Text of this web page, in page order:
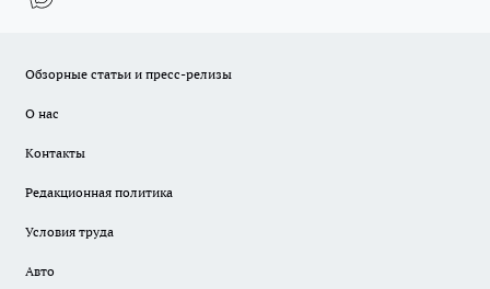
Обзорные статьи и пресс-релизы
О нас
Контакты
Редакционная политика
Условия труда
Авто